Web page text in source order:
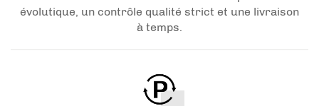
évolutique, un contrôle qualité strict et une livraison
à temps.